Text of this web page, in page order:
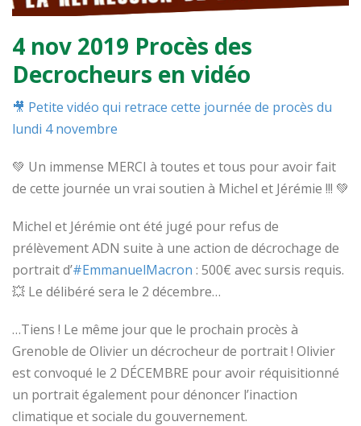
4 nov 2019 Procès des
Decrocheurs en vidéo
🎥 Petite vidéo qui retrace cette journée de procès du
lundi 4 novembre
💚 Un immense MERCI à toutes et tous pour avoir fait
de cette journée un vrai soutien à Michel et Jérémie !!! 💚
Michel et Jérémie ont été jugé pour refus de
prélèvement ADN suite à une action de décrochage de
portrait d’#EmmanuelMacron : 500€ avec sursis requis.
💥 Le délibéré sera le 2 décembre…
…Tiens ! Le même jour que le prochain procès à
Grenoble de Olivier un décrocheur de portrait ! Olivier
est convoqué le 2 DÉCEMBRE pour avoir réquisitionné
un portrait également pour dénoncer l’inaction
climatique et sociale du gouvernement.